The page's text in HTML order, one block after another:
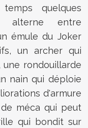
quelques
alterne entre
émule du Joker
un archer qui
rondouillarde
nain qui déploie
d'armure
méca qui peut
qui bondit sur